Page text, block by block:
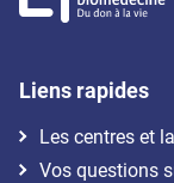
Liens rapides
Les centres et
Vos questions